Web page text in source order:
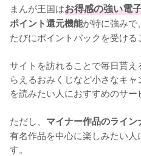
まんが王国はお得感の強い電
ポイント還元機能が特に強みで
たびにポイントバックを受ける
サイトを訪れることで毎日貰
らえるおみくじなど小さなキ
を読みたい人におすすめのサー
ただし、 マイナー作品のライ
有名作品を中心に楽しみたい
す。